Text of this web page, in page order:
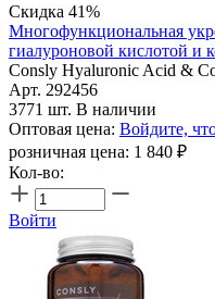
Скидка 41%
Многофункциональная
гиалуроновой кислотой и
Consly Hyaluronic Acid &
Арт. 292456
3771 шт. В наличии
Оптовая цена: Войдите,
розничная цена: 1 840 ₽
Кол-во:
Войти